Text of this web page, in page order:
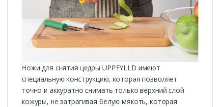
Ножи для снятия цедры UPPFYLLD имеют
специальную конструкцию, которая позволяет
точно и аккуратно снимать только верхний слой
кожуры, не затрагивая белую мякоть, которая